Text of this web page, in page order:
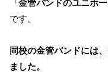
「金管バンドのユニホー
です。
同校の金管バンドには
ました。